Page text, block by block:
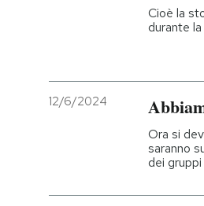
Cioè la
durante
12/6/2024
Ora si
saranno
dei